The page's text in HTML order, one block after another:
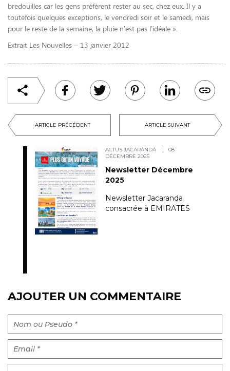
ARTICLE PRÉCÉDENT ARTICLE SUIVANT
ACTUS JACARANDA
08
DÉCEMBRE 2025
Newsletter Décembre
2025
Newsletter Jacaranda
consacrée à EMIRATES
bredouilles car les gens préfèrent rester au sec, chez eux. Il y a
toutefois quelques exceptions, le vendredi soir et le samedi, mais
pour le reste de la semaine, la pluie n’est pas l’idéale ».
Extrait Les Nouvelles – 13 janvier 2012
AJOUTER UN COMMENTAIRE